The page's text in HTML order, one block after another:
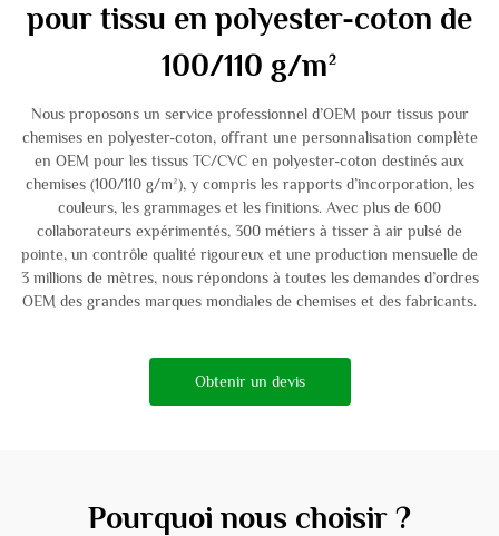
pour tissu en polyester-coton de
100/110 g/m²
Nous proposons un service professionnel d’OEM pour tissus pour
chemises en polyester-coton, offrant une personnalisation complète
en OEM pour les tissus TC/CVC en polyester-coton destinés aux
chemises (100/110 g/m²), y compris les rapports d’incorporation, les
couleurs, les grammages et les finitions. Avec plus de 600
collaborateurs expérimentés, 300 métiers à tisser à air pulsé de
pointe, un contrôle qualité rigoureux et une production mensuelle de
3 millions de mètres, nous répondons à toutes les demandes d’ordres
OEM des grandes marques mondiales de chemises et des fabricants.
Obtenir un devis
Pourquoi nous choisir ?